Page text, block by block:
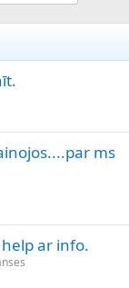
ms
ar info.